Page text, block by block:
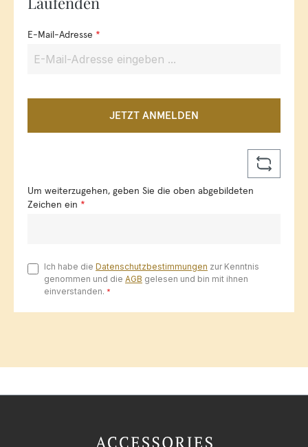
E-Mail-Adresse *
JETZT ANMELDEN
Um weiterzugehen, geben Sie die oben abgebildeten
Zeichen ein *
Ich habe die Datenschutzbestimmungen zur Kenntnis
genommen und die AGB gelesen und bin mit ihnen
einverstanden. *